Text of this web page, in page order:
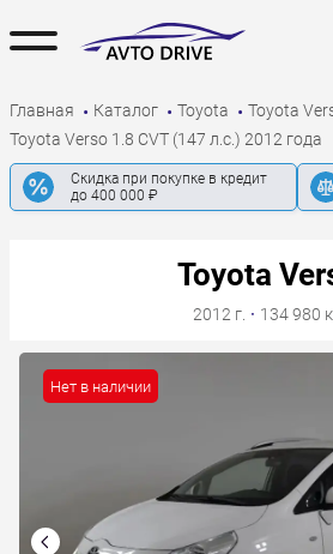
Главная Каталог Toyota
Toyota
Toyota Verso 1.8 CVT (147 л.с.) 2012 года
Скидка при покупке в кредит
до 400 000 ₽
Toyota
2012 г. · 134 980
Нет в наличии